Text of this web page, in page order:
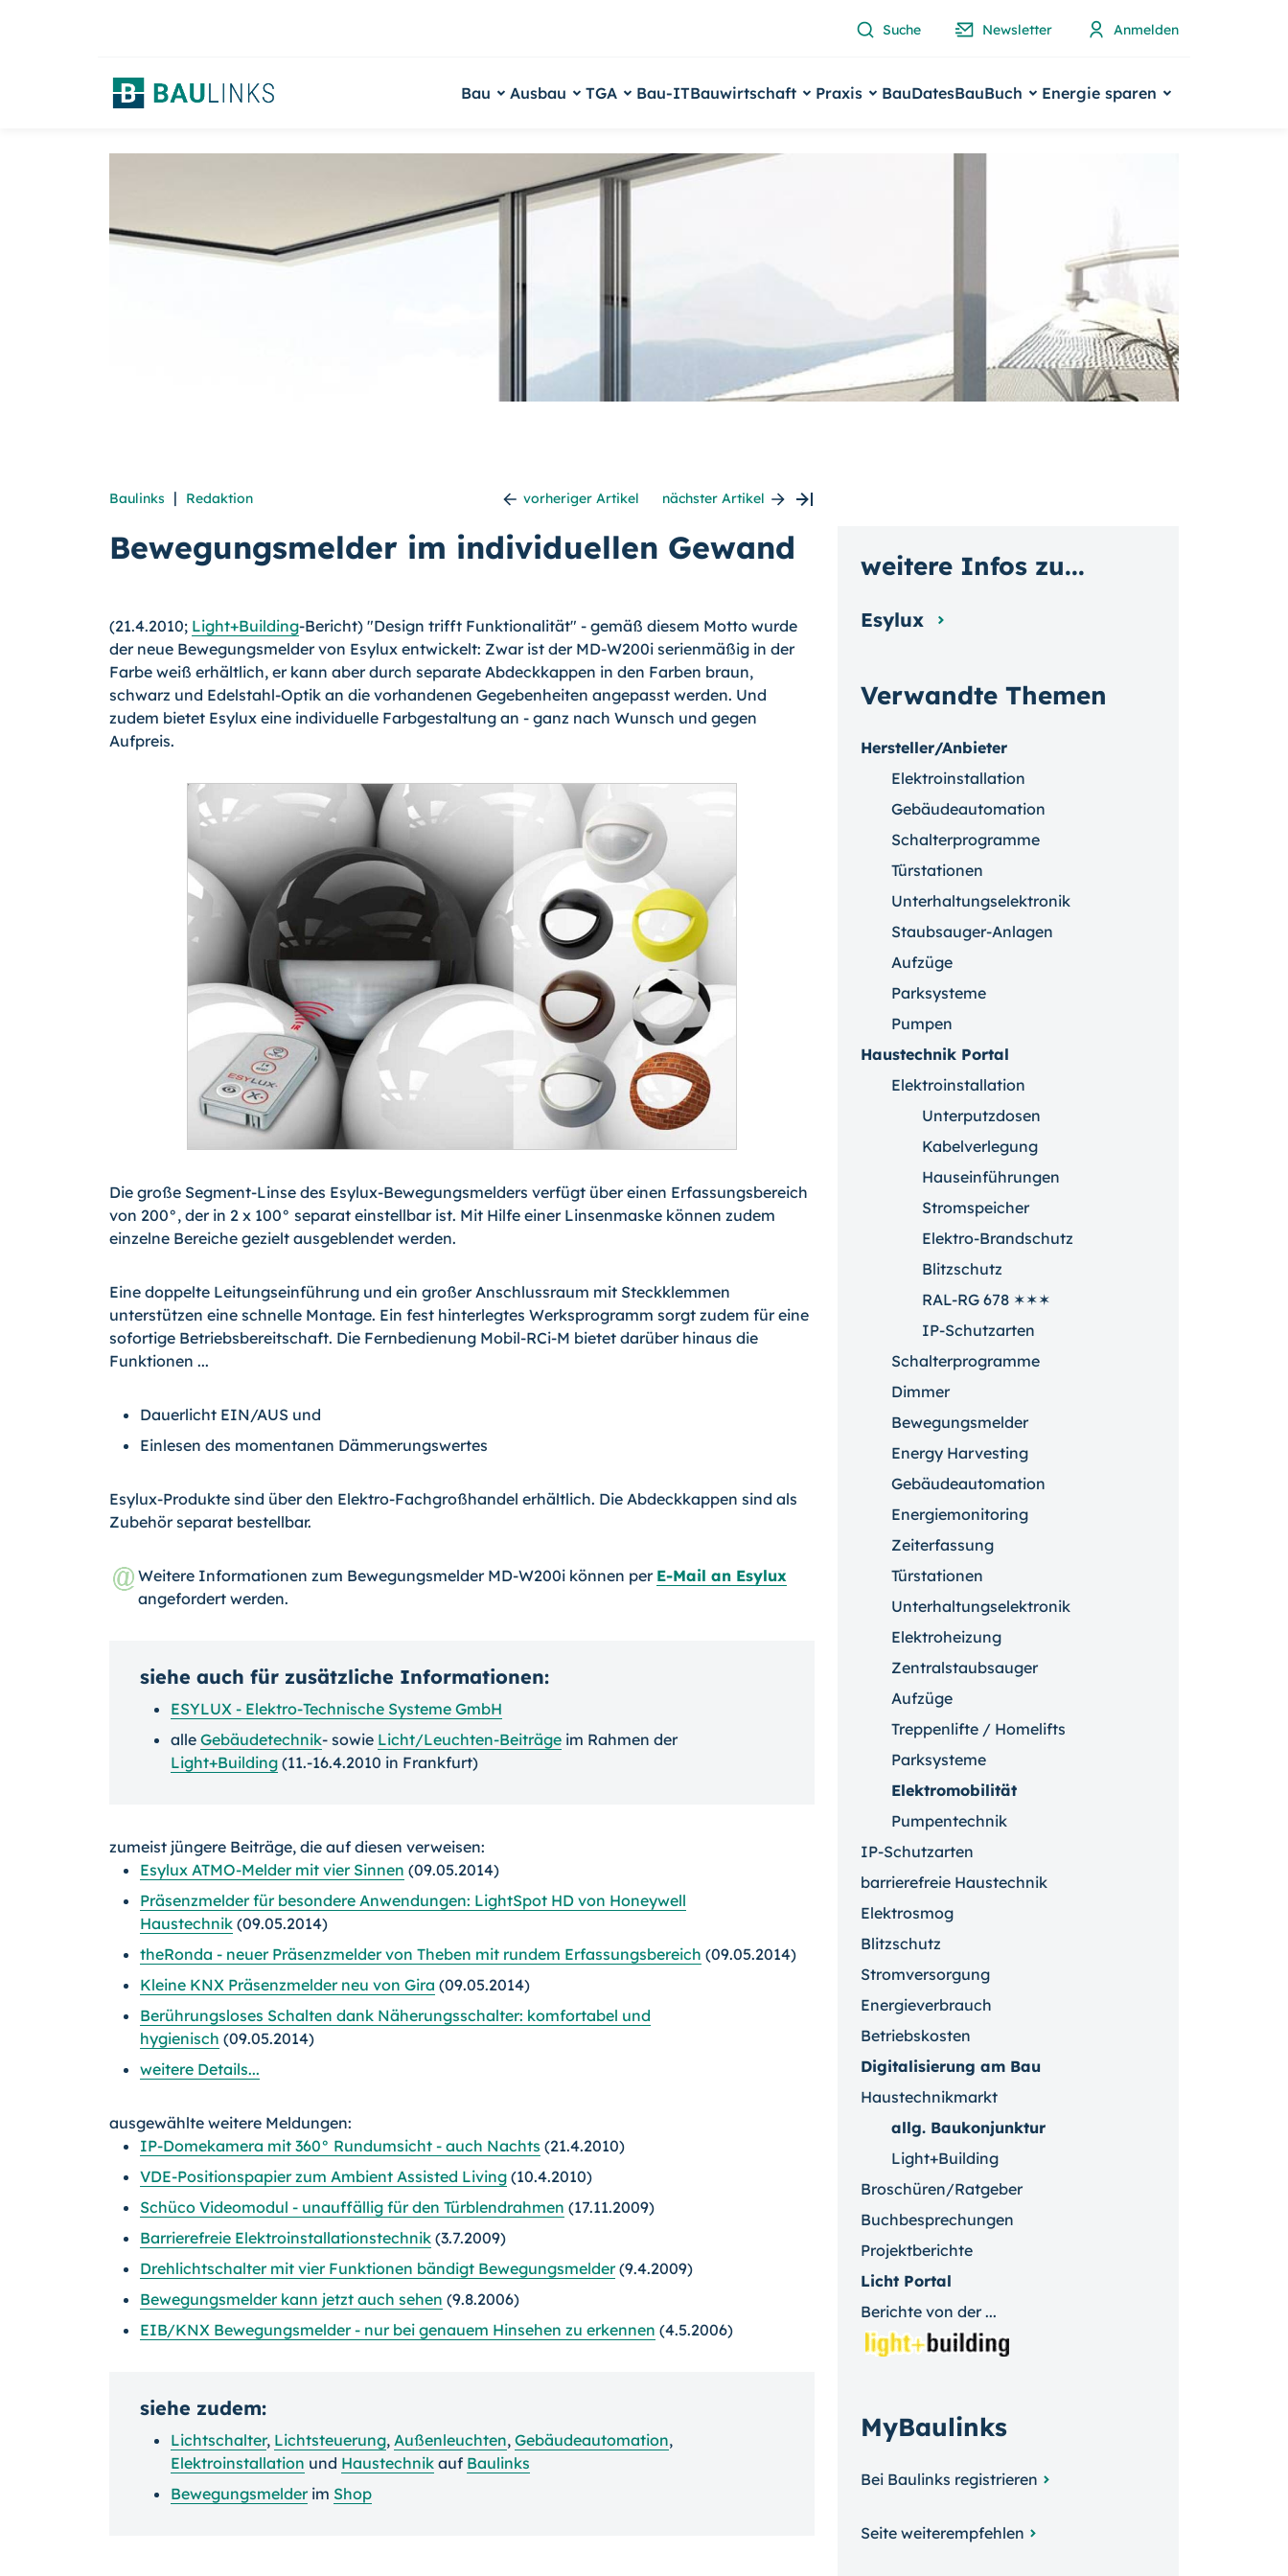
Suche Newsletter Anmelden
Bau Ausbau TGA Bau-ITBauwirtschaft Praxis BauDatesBauBuch Energie sparen
Baulinks | Redaktion vorheriger Artikel nächster Artikel
Bewegungsmelder im individuellen Gewand
(21.4.2010; Light+Building-Bericht) "Design trifft Funktionalität" - gemäß diesem Motto wurde
der neue Bewegungsmelder von Esylux entwickelt: Zwar ist der MD-W200i serienmäßig in der
Farbe weiß erhältlich, er kann aber durch separate Abdeckkappen in den Farben braun,
schwarz und Edelstahl-Optik an die vorhandenen Gegebenheiten angepasst werden. Und
zudem bietet Esylux eine individuelle Farbgestaltung an - ganz nach Wunsch und gegen
Aufpreis.
Die große Segment-Linse des Esylux-Bewegungsmelders verfügt über einen Erfassungsbereich
von 200°, der in 2 x 100° separat einstellbar ist. Mit Hilfe einer Linsenmaske können zudem
einzelne Bereiche gezielt ausgeblendet werden.
Eine doppelte Leitungseinführung und ein großer Anschlussraum mit Steckklemmen
unterstützen eine schnelle Montage. Ein fest hinterlegtes Werksprogramm sorgt zudem für eine
sofortige Betriebsbereitschaft. Die Fernbedienung Mobil-RCi-M bietet darüber hinaus die
Funktionen ...
Dauerlicht EIN/AUS und
Einlesen des momentanen Dämmerungswertes
Esylux-Produkte sind über den Elektro-Fachgroßhandel erhältlich. Die Abdeckkappen sind als
Zubehör separat bestellbar.
Weitere Informationen zum Bewegungsmelder MD-W200i können per E-Mail an Esylux
angefordert werden.
siehe auch für zusätzliche Informationen:
ESYLUX - Elektro-Technische Systeme GmbH
alle Gebäudetechnik- sowie Licht/Leuchten-Beiträge im Rahmen der
Light+Building (11.-16.4.2010 in Frankfurt)
zumeist jüngere Beiträge, die auf diesen verweisen:
Esylux ATMO-Melder mit vier Sinnen (09.05.2014)
Präsenzmelder für besondere Anwendungen: LightSpot HD von Honeywell
Haustechnik (09.05.2014)
theRonda - neuer Präsenzmelder von Theben mit rundem Erfassungsbereich (09.05.2014)
Kleine KNX Präsenzmelder neu von Gira (09.05.2014)
Berührungsloses Schalten dank Näherungsschalter: komfortabel und
hygienisch (09.05.2014)
weitere Details...
ausgewählte weitere Meldungen:
IP-Domekamera mit 360° Rundumsicht - auch Nachts (21.4.2010)
VDE-Positionspapier zum Ambient Assisted Living (10.4.2010)
Schüco Videomodul - unauffällig für den Türblendrahmen (17.11.2009)
Barrierefreie Elektroinstallationstechnik (3.7.2009)
Drehlichtschalter mit vier Funktionen bändigt Bewegungsmelder(9.4.2009)
Bewegungsmelder kann jetzt auch sehen (9.8.2006)
EIB/KNX Bewegungsmelder - nur bei genauem Hinsehen zu erkennen (4.5.2006)
siehe zudem:
Lichtschalter, Lichtsteuerung, Außenleuchten, Gebäudeautomation,
Elektroinstallation und Haustechnik auf Baulinks
Bewegungsmelderim Shop
Verwandte Themen
Hersteller/Anbieter
Elektroinstallation
Gebäudeautomation
Schalterprogramme
Türstationen
Unterhaltungselektronik
Staubsauger-Anlagen
Aufzüge
Parksysteme
Pumpen
Haustechnik Portal
Elektroinstallation
Unterputzdosen
Kabelverlegung
Hauseinführungen
Stromspeicher
Elektro-Brandschutz
Blitzschutz
RAL-RG 678 ✶✶✶
IP-Schutzarten
Schalterprogramme
Dimmer
Bewegungsmelder
Energy Harvesting
Gebäudeautomation
Energiemonitoring
Zeiterfassung
Türstationen
Unterhaltungselektronik
Elektroheizung
Zentralstaubsauger
Aufzüge
Treppenlifte / Homelifts
Parksysteme
Elektromobilität
Pumpentechnik
IP-Schutzarten
barrierefreie Haustechnik
Elektrosmog
Blitzschutz
Stromversorgung
Energieverbrauch
Betriebskosten
Digitalisierung am Bau
Haustechnikmarkt
allg. Baukonjunktur
Light+Building
Broschüren/Ratgeber
Buchbesprechungen
Projektberichte
Licht Portal
Berichte von der ...
MyBaulinks
Bei Baulinks registrieren
Seite weiterempfehlen
weitere Infos zu...
Esylux